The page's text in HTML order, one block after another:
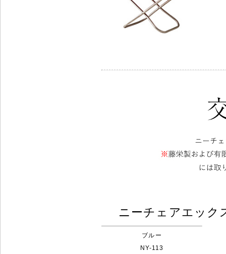
ニーチェアエック
ブルー
NY-113